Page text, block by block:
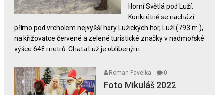
Horní Světlá pod Luží.
Konkrétně se nachází
přímo pod vrcholem nejvyšší hory Lužických hor, Luží (793 m.),
na křižovatce červené a zelené turistické značky v nadmořské
výšce 648 metrů. Chata Luž je oblíbeným...
Roman Pavelka 0
Foto Mikuláš 2022